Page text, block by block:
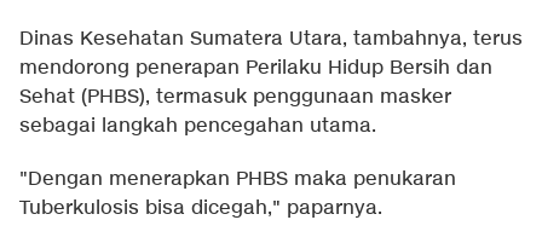
Dinas Kesehatan Sumatera Utara, tambahnya, terus
mendorong penerapan Perilaku Hidup Bersih dan
Sehat (PHBS), termasuk penggunaan masker
sebagai langkah pencegahan utama.
"Dengan menerapkan PHBS maka penukaran
Tuberkulosis bisa dicegah," paparnya.